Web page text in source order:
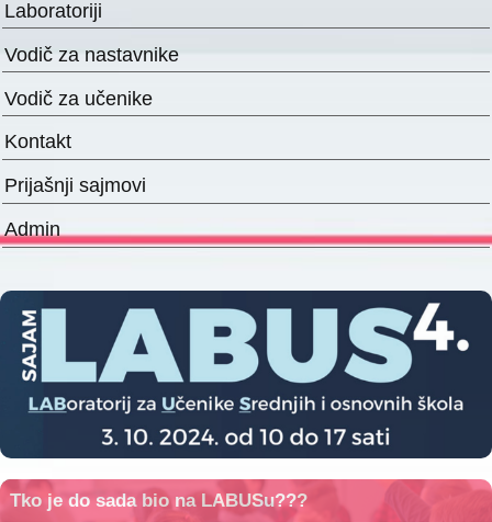
Laboratoriji
Vodič za nastavnike
Vodič za učenike
Kontakt
Prijašnji sajmovi
Admin
Tko je do sada bio na LABUSu???